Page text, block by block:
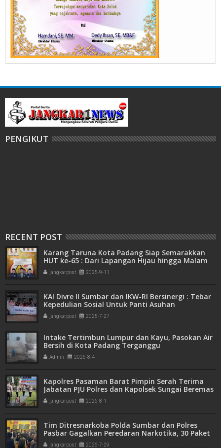
PENGIKUT
RECENT POST
Karang Taruna Kota Padang Siap Semarakkan
HUT ke-65 : Dari Lapangan Hijau hingga Malam
Kebersamaan
jangkarpost 2025-9-11
KAI Divre II Sumbar dan IKW-RI Bersinergi : Tebar
Kepedulian Sosial Untuk Panti Asuhan
jangkarpost 2025-7-27
Intake Tertimbun Lumpur dan Kayu, Pasokan Air
Bersih di Kota Padang Terganggu
Admin 2026-8-4
Kapolres Pasaman Barat Pimpin Serah Terima
Jabatan PJU Polres dan Kapolsek Sungai Beremas
jangkarpost 2026-8-1
Tim Ditresnarkoba Polda Sumbar dan Polres
Pasbar Gagalkan Peredaran Narkotika, 30 Paket
Ganja Kering Siap Edar Disita
jangkarpost 2026-7-29